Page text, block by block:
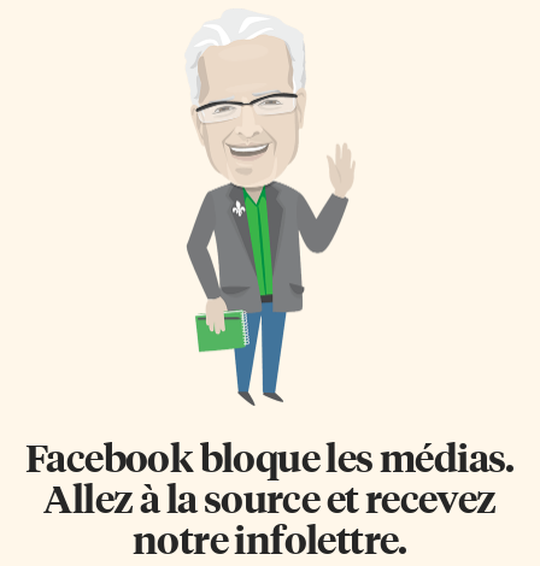
Facebook bloque les médias.
Allez à la source et recevez
notre infolettre.